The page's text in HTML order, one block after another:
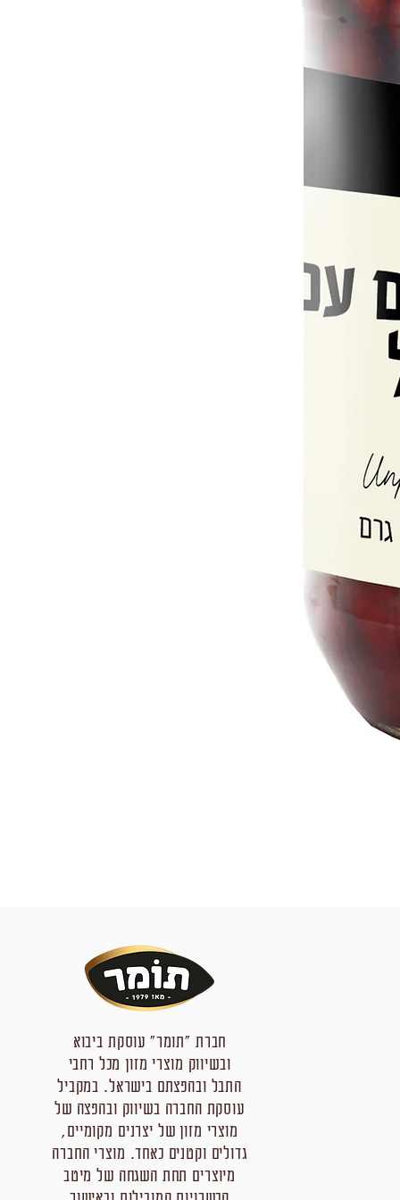
חברת "תומר" עוסקת ביבוא
ובשיווק מוצרי מזון מכל רחבי
התבל ובהפצתם בישראל. במקביל
עוסקת החברה בשיווק ובהפצה של
מוצרי מזון של יצרנים מקומיים,
גדולים וקטנים כאחד. מוצרי החברה
מיוצרים תחת השגחה של מיטב